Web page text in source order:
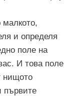
малкото,
и определя
поле на
И това поле
нищото
първите